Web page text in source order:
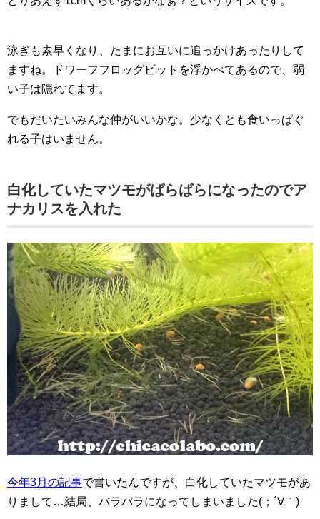
泳ぎも素早くなり、たまにお互いに追っかけあったりして
ますね。ドワーフフロッグビットを浮かべてあるので、弱
い子は隠れてます。
でもだいたいみんな仲がいいかな。少なくとも食いっぱぐ
れる子はいません。
白化していたマツモがばらばらになったのでア
ナカリスを入れた
今年3月の記事で書いたんですが、白化していたマツモがあ
りまして…結局、バラバラになってしまいました(；´∀｀)